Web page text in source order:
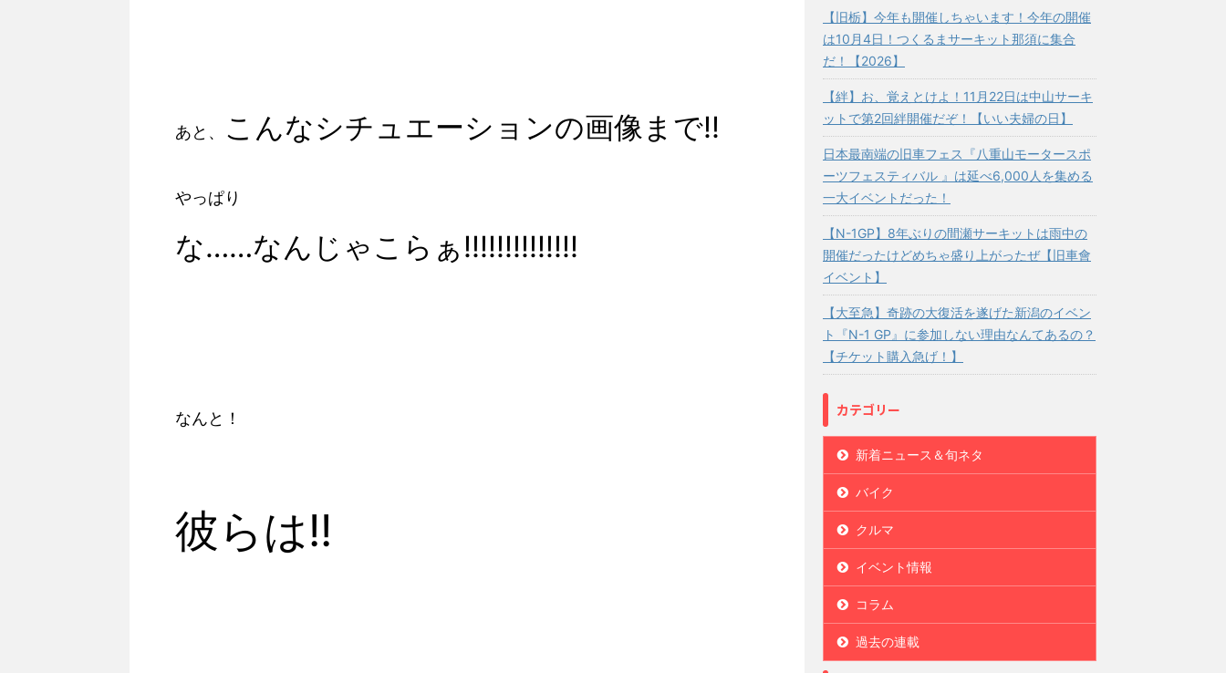
あと、 こんなシチュエーションの画像まで!!
やっぱり
な……なんじゃこらぁ!!!!!!!!!!!!!!
なんと！
彼らは!!
【旧栃】今年も開催しちゃいます！今年の開催
は10月4日！つくるまサーキット那須に集合
だ！【2026】
【絆】お、覚えとけよ！11月22日は中山サーキ
ットで第2回絆開催だぞ！【いい夫婦の日】
日本最南端の旧車フェス『八重山モータースポ
ーツフェスティバル 』は延べ6,000人を集める
一大イベントだった！
【N-1GP】8年ぶりの間瀬サーキットは雨中の
開催だったけどめちゃ盛り上がったぜ【旧車會
イベント】
【大至急】奇跡の大復活を遂げた新潟のイベン
ト『N-1 GP』に参加しない理由なんてあるの？
【チケット購入急げ！】
カテゴリー
新着ニュース＆旬ネタ
バイク
クルマ
イベント情報
コラム
過去の連載